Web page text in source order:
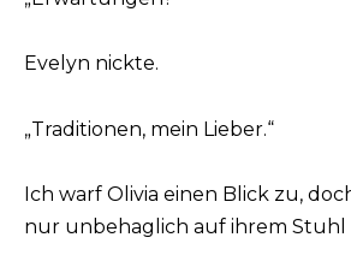
Evelyn nickte.
„Traditionen, mein Lieber.“
Ich warf Olivia einen Blick zu,
nur unbehaglich auf ihrem Stuhl